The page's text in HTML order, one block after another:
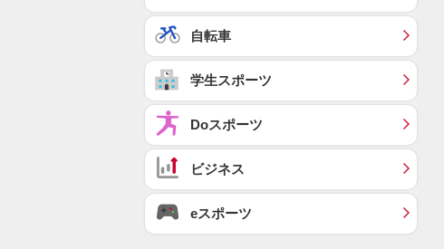
自転車
学生スポーツ
Doスポーツ
ビジネス
eスポーツ